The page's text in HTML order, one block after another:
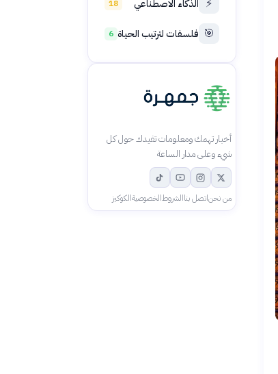
⚡ الذكاء الاصطناعي 18
🎯 فلسفات لترتيب الحياة 6
أخبار تهمك ومعلومات تفيدك حول كل
شيء وعلى مدار الساعة
من نحناتصل بناالشروطالخصوصيةالكوكيز